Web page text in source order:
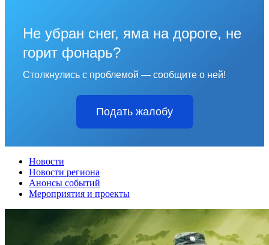
Не убран снег, яма на дороге, не
горит фонарь?
Столкнулись с проблемой — сообщите о ней!
Подать жалобу
Новости
Новости региона
Анонсы событий
Мероприятия и проекты